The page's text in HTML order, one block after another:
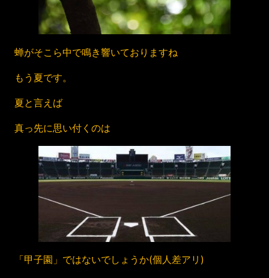
蝉がそこら中で鳴き響いておりますね
もう夏です。
夏と言えば
真っ先に思い付くのは
「甲子園」ではないでしょうか(個人差アリ)